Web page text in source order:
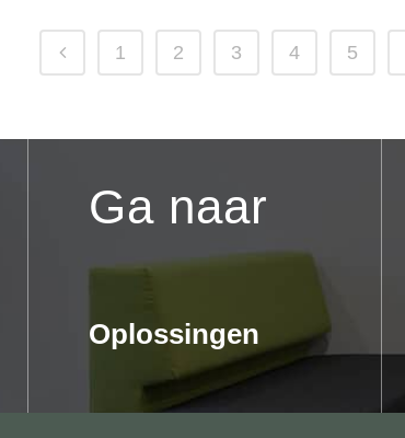
1 2 3 4 5
Ga naar
Oplossingen